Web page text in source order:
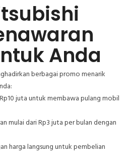
Anda
berbagai promo menarik
juta untuk membawa pulang mobil
mulai dari Rp3 juta per bulan dengan
harga langsung untuk pembelian